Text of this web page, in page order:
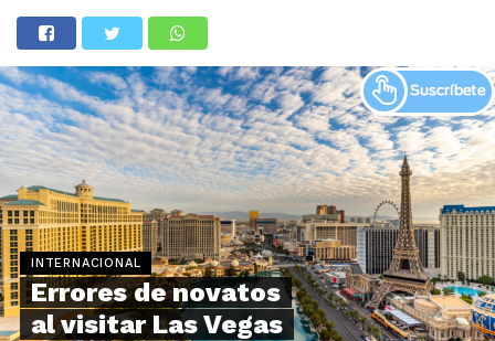
INTERNACIONAL
Errores de novatos
al visitar Las Vegas